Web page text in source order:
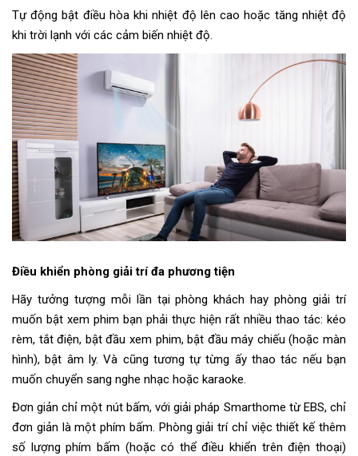
Tự động bật điều hòa khi nhiệt độ lên cao hoặc tăng nhiệt độ
khi trời lạnh với các cảm biến nhiệt độ.
Điều khiển phòng giải trí đa phương tiện
Hãy tưởng tượng mỗi lần tại phòng khách hay phòng giải trí
muốn bật xem phim bạn phải thực hiện rất nhiều thao tác: kéo
rèm, tắt điện, bật đầu xem phim, bật đầu máy chiếu (hoặc màn
hình), bật âm ly. Và cũng tương tự từng ấy thao tác nếu bạn
muốn chuyển sang nghe nhạc hoặc karaoke.
Đơn giản chỉ một nút bấm, với giải pháp Smarthome từ EBS, chỉ
đơn giản là một phím bấm. Phòng giải trí chỉ việc thiết kế thêm
số lượng phím bấm (hoặc có thể điều khiển trên điện thoại)